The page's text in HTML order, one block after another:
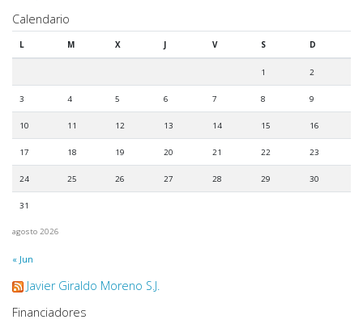
Calendario
agosto 2026
L M X J V S D
1 2
3 4 5 6 7 8 9
10 11 12 13 14 15 16
17 18 19 20 21 22 23
24 25 26 27 28 29 30
31
« Jun
Javier Giraldo Moreno S.J.
Financiadores